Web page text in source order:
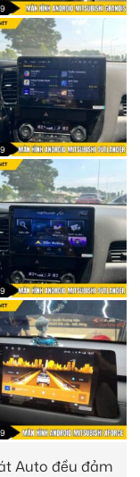
Auto đều đảm